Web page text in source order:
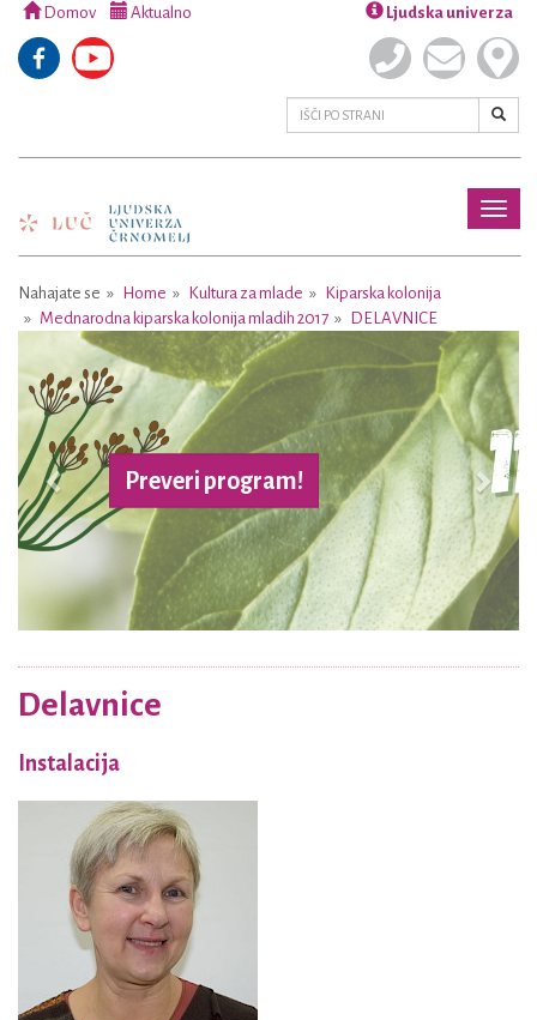
Domov Aktualno Ljudska univerza
Nahajate se Home Kultura za mlade
Kiparska kolonija
Mednarodna kiparska kolonija mladih 2017
DELAVNICE
Več o projektu
Previous Next
Delavnice
Instalacija